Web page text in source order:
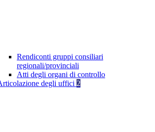
Rendiconti gruppi consiliari
regionali/provinciali
Atti degli organi di controllo
degli uffici 2